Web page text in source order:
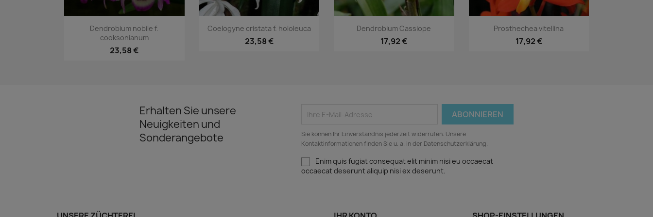
Vorschau
Dendrobium nobile f.
cooksonianum
23,58 €
Vorschau
Coelogyne cristata f. hololeuca
23,58 €
Vorschau
Dendrobium Cassiope
17,92 €
Vorschau
Prosthechea vitellina
17,92 €
Erhalten Sie unsere
Neuigkeiten und
Sonderangebote
Sie können Ihr Einverständnis jederzeit widerrufen. Unsere
Kontaktinformationen finden Sie u. a. in der Datenschutzerklärung.
Enim quis fugiat consequat elit minim nisi eu occaecat
occaecat deserunt aliquip nisi ex deserunt.